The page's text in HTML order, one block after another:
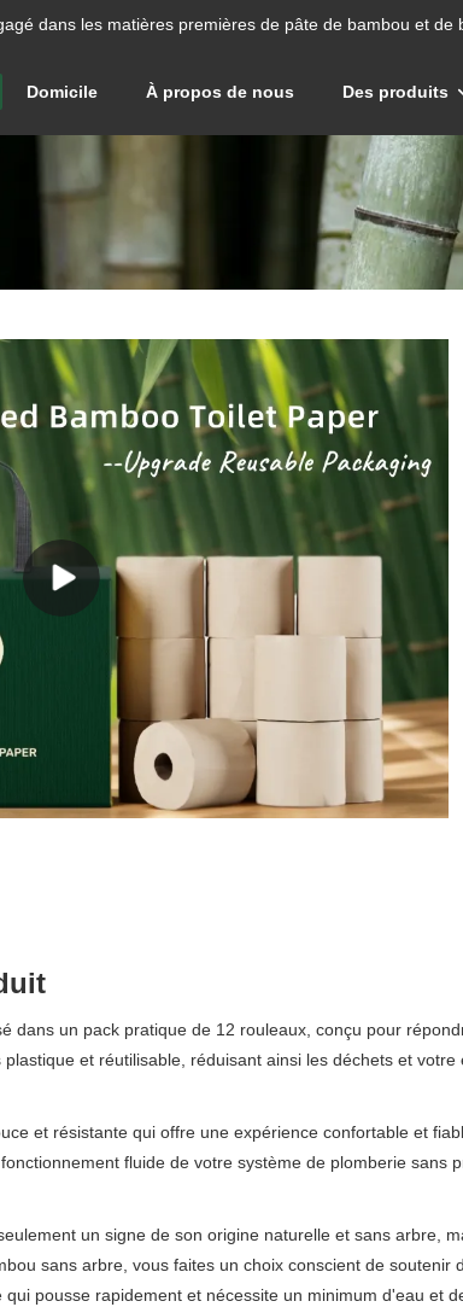
dans les matières premières de pâte de bambou et
Domicile À propos de nous Des produits
dans un pack pratique de 12 rouleaux, conçu pour
et réutilisable, réduisant ainsi les déchets et
et résistante qui offre une expérience confortable et
fluide de votre système de plomberie sans
un signe de son origine naturelle et sans arbre,
sans arbre, vous faites un choix conscient de
pousse rapidement et nécessite un minimum d'eau